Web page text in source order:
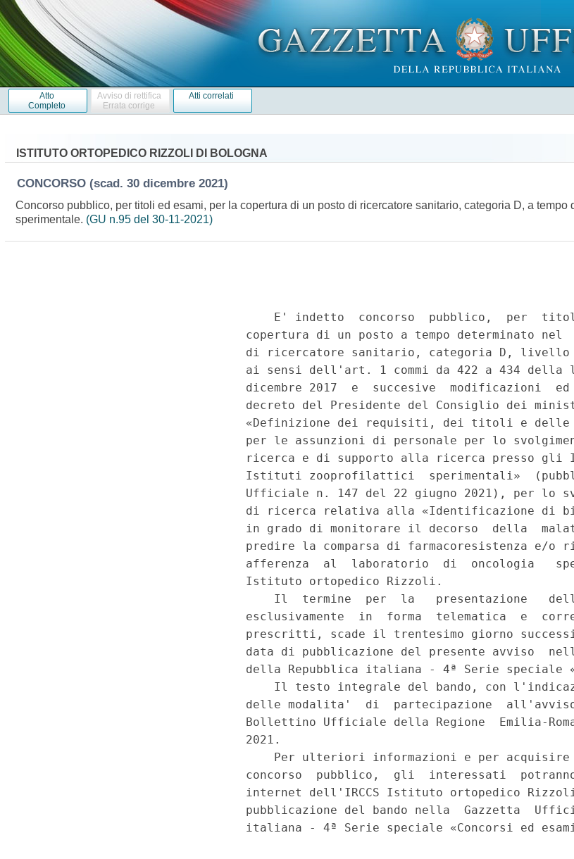
Atto
Completo
Avviso di rettifica
Errata corrige
Atti correlati
ISTITUTO ORTOPEDICO RIZZOLI DI BOLOGNA
CONCORSO (scad. 30 dicembre 2021)
Concorso pubblico, per titoli ed esami, per la copertura di un posto di ricercatore sanitario, categoria D, a
sperimentale. (GU n.95 del 30-11-2021)